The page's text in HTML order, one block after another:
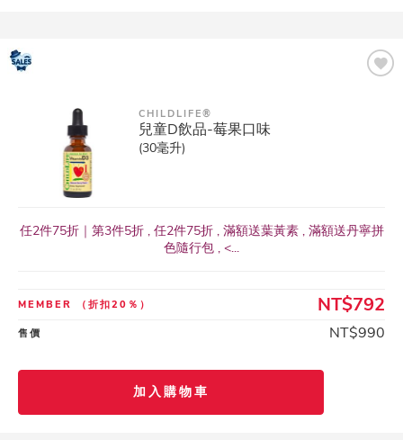
CHILDLIFE®
兒童D飲品-莓果口味
(30毫升)
任2件75折｜第3件5折 , 任2件75折 , 滿額送葉黃素 , 滿額送丹寧拼
色隨行包 , <...
MEMBER （折扣20％） NT$792
售價 NT$990
加入購物車